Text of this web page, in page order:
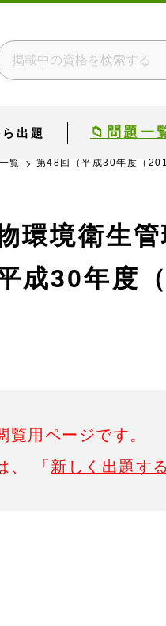
出題 📁問題一
覧 第48回（平成30年度（
環境衛生
成30年度
覧用ページです。
、 「 新しく出題す